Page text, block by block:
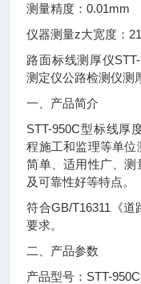
测量精度：0.01mm
仪器测量z大宽度：
路面标线测厚仪
测定仪公路检测仪测
一、产品简介
STT-950C型标线厚
程施工和监理等单
简单、适用性广、
及可靠性好等特点。
符合GB/T16311 《
要求。
二、产品参数
产品型号： STT-950C